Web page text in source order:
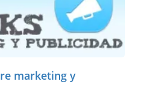
marketing y